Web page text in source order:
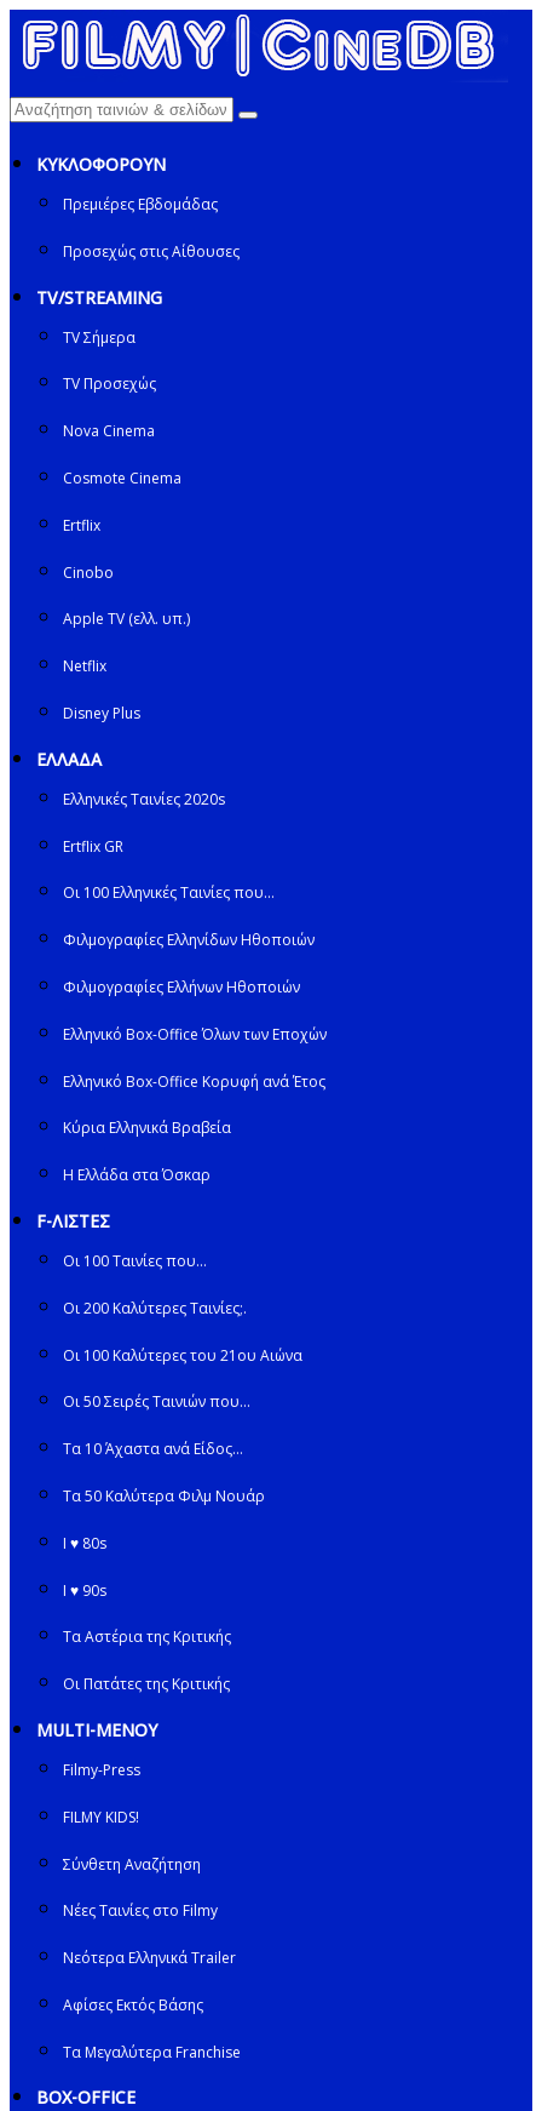
ΚΥΚΛΟΦΟΡΟΥΝ
Πρεμιέρες Εβδομάδας
Προσεχώς στις Αίθουσες
TV/STREAMING
TV Σήμερα
TV Προσεχώς
Nova Cinema
Cosmote Cinema
Ertflix
Cinobo
Apple TV (ελλ. υπ.)
Netflix
Disney Plus
ΕΛΛΑΔΑ
Ελληνικές Ταινίες 2020s
Ertflix GR
Οι 100 Ελληνικές Ταινίες που…
Φιλμογραφίες Ελληνίδων Ηθοποιών
Φιλμογραφίες Ελλήνων Ηθοποιών
Ελληνικό Box-Office Όλων των Εποχών
Ελληνικό Box-Office Κορυφή ανά Έτος
Κύρια Ελληνικά Βραβεία
Η Ελλάδα στα Όσκαρ
F-ΛΙΣΤΕΣ
Οι 100 Ταινίες που…
Οι 200 Καλύτερες Ταινίες;.
Οι 100 Καλύτερες του 21ου Αιώνα
Οι 50 Σειρές Ταινιών που…
Τα 10 Άχαστα ανά Είδος…
Τα 50 Καλύτερα Φιλμ Νουάρ
I ♥ 80s
I ♥ 90s
Τα Αστέρια της Κριτικής
Οι Πατάτες της Κριτικής
MULTI-ΜΕΝΟΥ
Filmy-Press
FILMY KIDS!
Σύνθετη Αναζήτηση
Νέες Ταινίες στο Filmy
Νεότερα Ελληνικά Trailer
Αφίσες Εκτός Βάσης
Τα Μεγαλύτερα Franchise
BOX-OFFICE